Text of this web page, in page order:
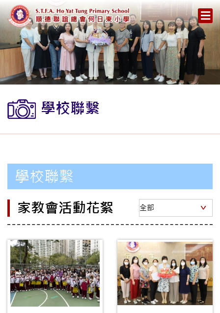
學校聯繫
學校聯繫
家教會活動花絮